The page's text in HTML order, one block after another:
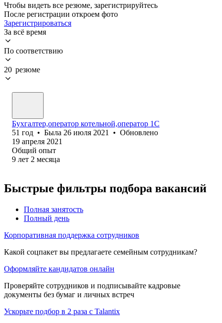
Чтобы видеть все резюме, зарегистрируйтесь
После регистрации откроем фото
Зарегистрироваться
За всё время
По соответствию
20 резюме
Бухгалтер,оператор котельной,оператор 1С
51 год • Была 26 июля 2021 • Обновлено
19 апреля 2021
Общий опыт
9 лет 2 месяца
Быстрые фильтры подбора вакансий
Полная занятость
Полный день
Корпоративная поддержка сотрудников
Какой соцпакет вы предлагаете семейным сотрудникам?
Оформляйте кандидатов онлайн
Проверяйте сотрудников и подписывайте кадровые
документы без бумаг и личных встреч
Ускорьте подбор в 2 раза с Talantix